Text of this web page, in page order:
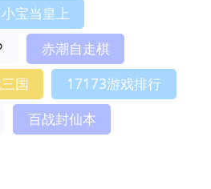
小宝当皇上
赤潮自走棋
国
17173游戏排行
百战封仙本